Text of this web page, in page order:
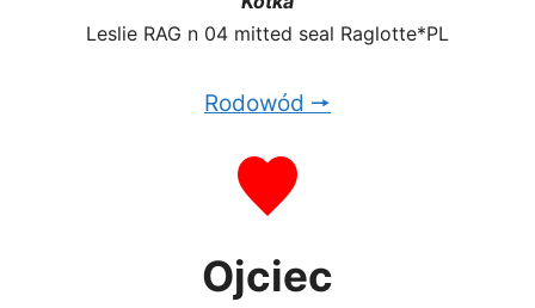
Leslie RAG n 04 mitted seal Raglotte*PL
Rodowód 🠖
Ojciec